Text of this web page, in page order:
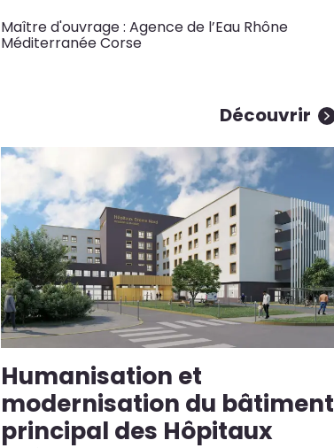
Maître d'ouvrage : Agence de l’Eau Rhône
Méditerranée Corse
Découvrir
Humanisation et
modernisation du bâtiment
principal des Hôpitaux